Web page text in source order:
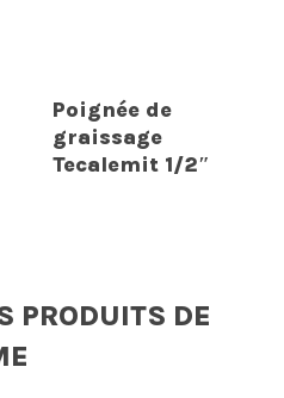
Poignée de
graissage
Tecalemit 1/2″
PRODUITS DE